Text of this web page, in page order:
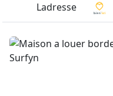
Ladresse